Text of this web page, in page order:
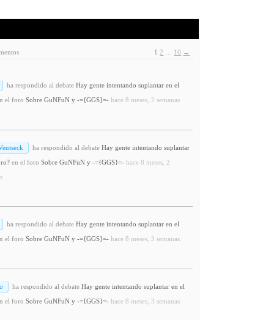
1 2 10 →
ha respondido al debate Hay gente intentando suplantar en el
el foro Sobre GuNFuN y -={GGS}=- hace 8 meses, 2 semanas
ha respondido al debate Hay gente intentando suplantar
en el foro Sobre GuNFuN y -={GGS}=- hace 8 meses, 2
ha respondido al debate Hay gente intentando suplantar en el
el foro Sobre GuNFuN y -={GGS}=- hace 8 meses, 3 semanas
ha respondido al debate Hay gente intentando suplantar en el
el foro Sobre GuNFuN y -={GGS}=- hace 8 meses, 3 semanas